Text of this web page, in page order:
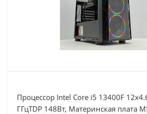
Процессор Intel Core i5 13400F
ГГцTDP 148Вт, Материнская плата